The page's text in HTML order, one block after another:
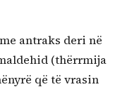
antraks deri në
(thërrmija
që të vrasin